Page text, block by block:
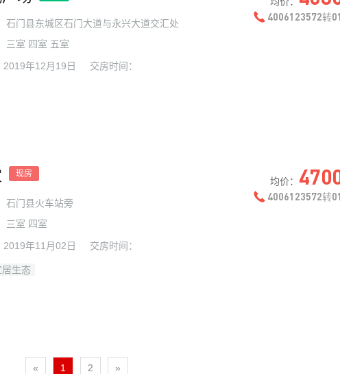
石门县东城区石门大道与永兴大道交汇处
三室 四室 五室
2019年12月19日 交房时间：
4006123572转
现房
石门县火车站旁
三室 四室
2019年11月02日 交房时间：
居生态
均价：
4006123572转
« 1 2 »